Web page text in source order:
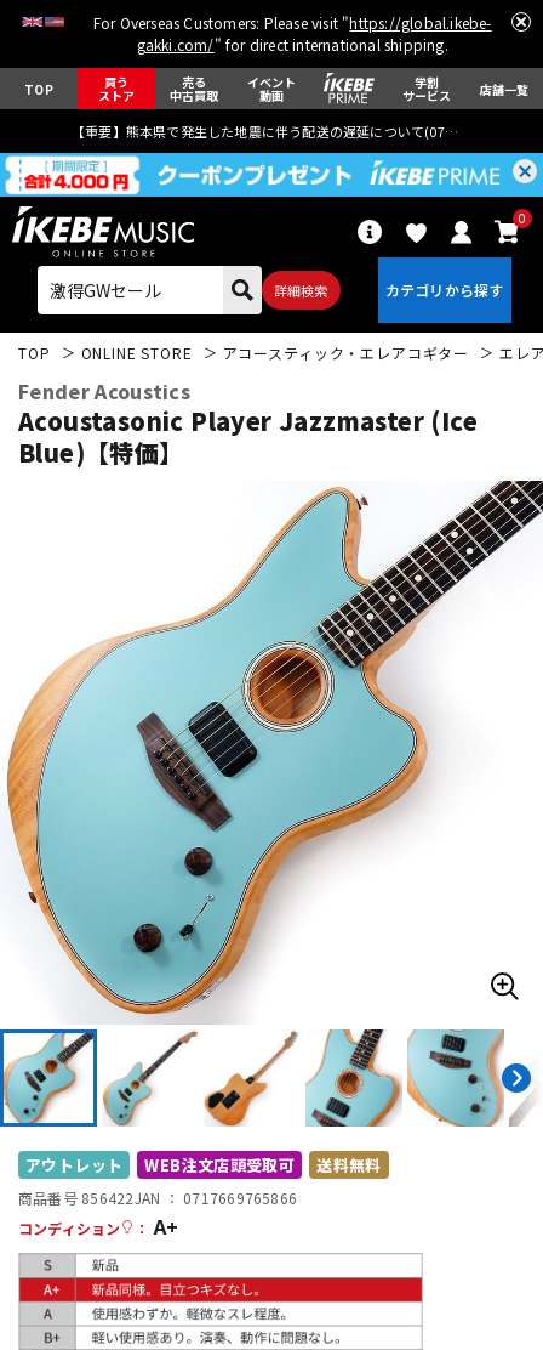
For Overseas Customers: Please visit "https://global.ikebe-
gakki.com/" for direct international shipping.
TOP 買う
ストア
売る
中古買取
イベント
動画
学割
サービス 店舗一覧
【重要】熊本県で発生した地震に伴う配送の遅延について(07月29日
詳細検索
0
アコギ/エレアコ
ウクレレ
ドラム パーカッション
キーボード 電子ピアノ
アンプ
DJ機器
DTM オンライン納品 レコーディング機器
配信/ライブ機器
中古 ヴィンテージ
TOP ONLINE STORE アコースティック・エレアコギター エレ
Fender Acoustics
Acoustasonic Player Jazzmaster (Ice
Blue)【特価】
アウトレット WEB注文店頭受取可 送料無料
商品番号 856422JAN ： 0717669765866
コンディション
： A+